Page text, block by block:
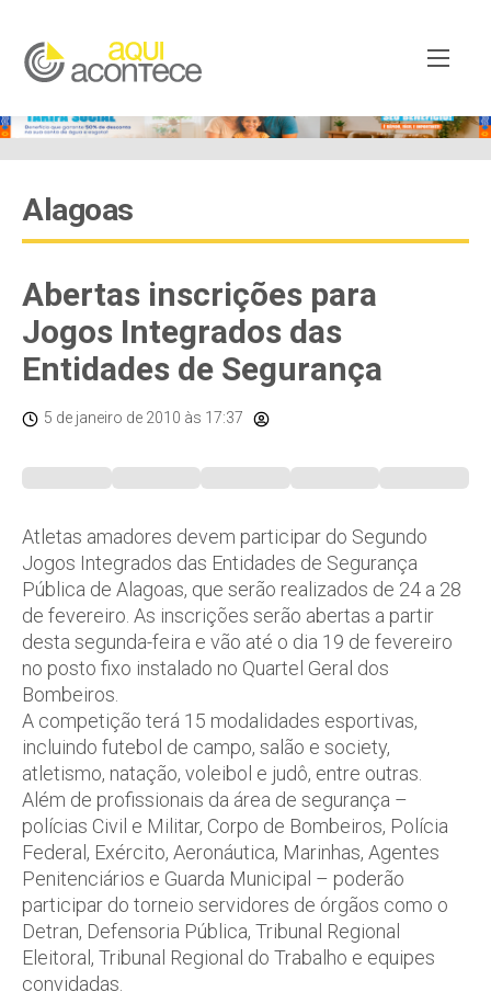
Alagoas
Abertas inscrições para
Jogos Integrados das
Entidades de Segurança
5 de janeiro de 2010 às 17:37
Atletas amadores devem participar do Segundo
Jogos Integrados das Entidades de Segurança
Pública de Alagoas, que serão realizados de 24 a 28
de fevereiro. As inscrições serão abertas a partir
desta segunda-feira e vão até o dia 19 de fevereiro
no posto fixo instalado no Quartel Geral dos
Bombeiros.
A competição terá 15 modalidades esportivas,
incluindo futebol de campo, salão e society,
atletismo, natação, voleibol e judô, entre outras.
Além de profissionais da área de segurança –
polícias Civil e Militar, Corpo de Bombeiros, Polícia
Federal, Exército, Aeronáutica, Marinhas, Agentes
Penitenciários e Guarda Municipal – poderão
participar do torneio servidores de órgãos como o
Detran, Defensoria Pública, Tribunal Regional
Eleitoral, Tribunal Regional do Trabalho e equipes
convidadas.